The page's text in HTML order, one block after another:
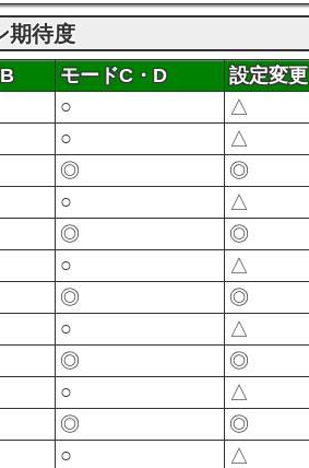
期待度
モードC・D
設定変更
○
△
○
△
◎
◎
○
△
◎
◎
○
△
◎
◎
○
△
◎
◎
○
△
◎
◎
○
△